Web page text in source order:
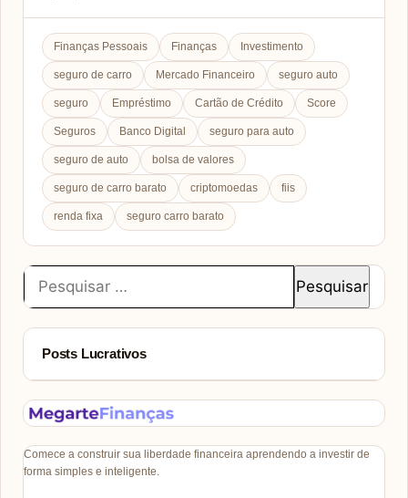
Finanças Pessoais Finanças Investimento
seguro de carro Mercado Financeiro seguro auto
seguro Empréstimo Cartão de Crédito Score
Seguros Banco Digital seguro para auto
seguro de auto bolsa de valores
seguro de carro barato criptomoedas fiis
renda fixa seguro carro barato
Pesquisar
por:
Posts Lucrativos
Comece a construir sua liberdade financeira aprendendo a investir de
forma simples e inteligente.